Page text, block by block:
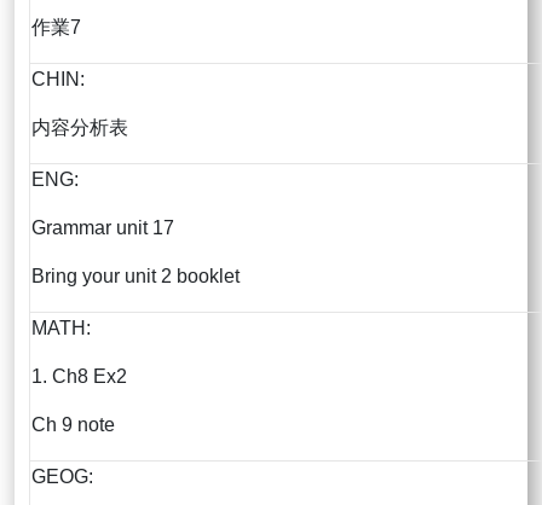
作業7
CHIN:
内容分析表
ENG:
Grammar unit 17
Bring your unit 2 booklet
MATH:
1. Ch8 Ex2
Ch 9 note
GEOG: